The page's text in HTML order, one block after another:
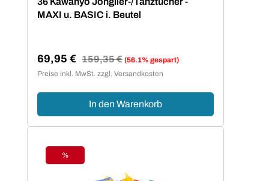
MAXI u. BASIC i. Beutel
Verkaufspreis:
69,95 € Regulärer Preis:
159,35 € (56.1% gespart)
Preise inkl. MwSt. zzgl. Versandkosten
In den Warenkorb
Rabatt
%